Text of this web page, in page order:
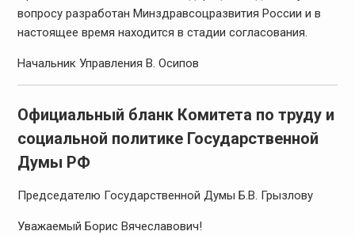
вопросу разработан Минздравсоцразвития России и в
настоящее время находится в стадии согласования.
Начальник Управления В. Осипов
Официальный бланк Комитета по труду и
социальной политике Государственной
Думы РФ
Председателю Государственной Думы Б.В. Грызлову
Уважаемый Борис Вячеславович!